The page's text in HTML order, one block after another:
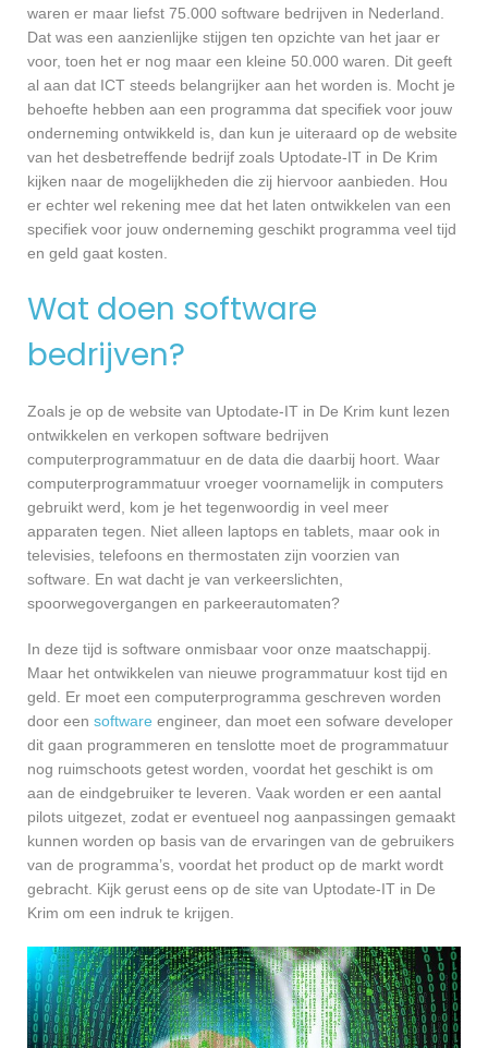
waren er maar liefst 75.000 software bedrijven in Nederland.
Dat was een aanzienlijke stijgen ten opzichte van het jaar er
voor, toen het er nog maar een kleine 50.000 waren. Dit geeft
al aan dat ICT steeds belangrijker aan het worden is. Mocht je
behoefte hebben aan een programma dat specifiek voor jouw
onderneming ontwikkeld is, dan kun je uiteraard op de website
van het desbetreffende bedrijf zoals Uptodate-IT in De Krim
kijken naar de mogelijkheden die zij hiervoor aanbieden. Hou
er echter wel rekening mee dat het laten ontwikkelen van een
specifiek voor jouw onderneming geschikt programma veel tijd
en geld gaat kosten.
Wat doen software
bedrijven?
Zoals je op de website van Uptodate-IT in De Krim kunt lezen
ontwikkelen en verkopen software bedrijven
computerprogrammatuur en de data die daarbij hoort. Waar
computerprogrammatuur vroeger voornamelijk in computers
gebruikt werd, kom je het tegenwoordig in veel meer
apparaten tegen. Niet alleen laptops en tablets, maar ook in
televisies, telefoons en thermostaten zijn voorzien van
software. En wat dacht je van verkeerslichten,
spoorwegovergangen en parkeerautomaten?
In deze tijd is software onmisbaar voor onze maatschappij.
Maar het ontwikkelen van nieuwe programmatuur kost tijd en
geld. Er moet een computerprogramma geschreven worden
door een software engineer, dan moet een sofware developer
dit gaan programmeren en tenslotte moet de programmatuur
nog ruimschoots getest worden, voordat het geschikt is om
aan de eindgebruiker te leveren. Vaak worden er een aantal
pilots uitgezet, zodat er eventueel nog aanpassingen gemaakt
kunnen worden op basis van de ervaringen van de gebruikers
van de programma’s, voordat het product op de markt wordt
gebracht. Kijk gerust eens op de site van Uptodate-IT in De
Krim om een indruk te krijgen.